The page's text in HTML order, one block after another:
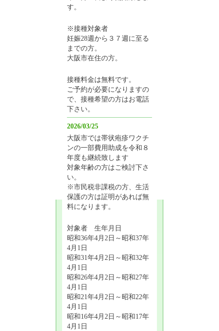
す。
※接種対象者
妊娠28週から３７週に至る
までの方。
大阪市在住の方。
接種料金は無料です。
ご予約が必要になりますの
で、接種希望の方はお電話
下さい。
2026/03/25
大阪市では帯状疱疹ワクチ
ンの一部費用助成を令和８
年度も継続致します
対象年齢の方はご検討下さ
い。
※市民税非課税の方、生活
保護の方は証明があれば無
料になります。
対象者 生年月日
昭和36年4月2日～昭和37年
4月1日
昭和31年4月2日～昭和32年
4月1日
昭和26年4月2日～昭和27年
4月1日
昭和21年4月2日～昭和22年
4月1日
昭和16年4月2日～昭和17年
4月1日